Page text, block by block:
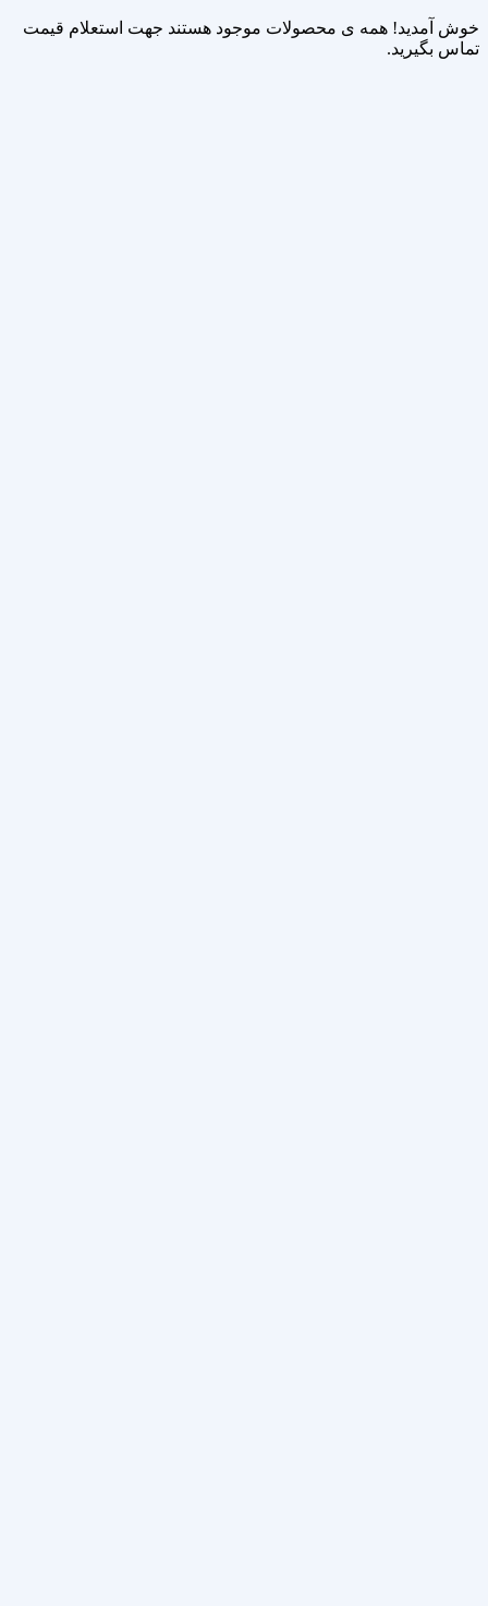
خوش آمدید! همه ی محصولات موجود هستند جهت استعلام قیمت
تماس بگیرید.